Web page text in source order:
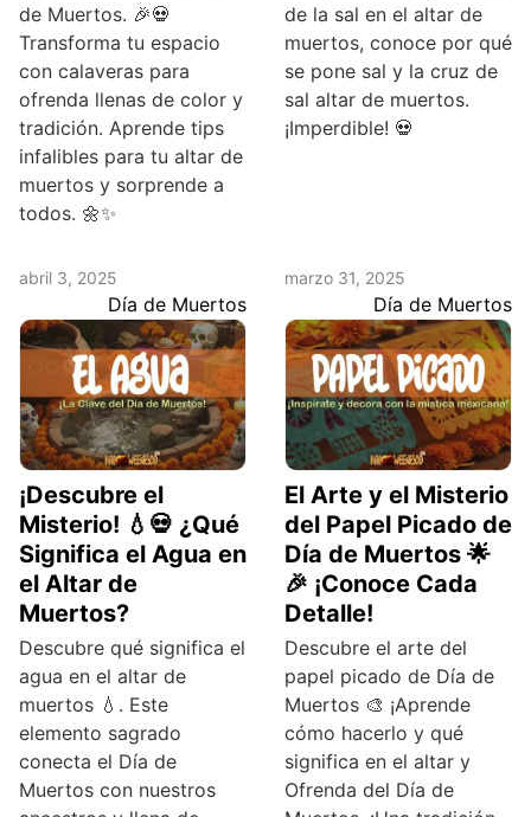
de Muertos. 🎉💀
Transforma tu espacio
con calaveras para
ofrenda llenas de color y
tradición. Aprende tips
infalibles para tu altar de
muertos y sorprende a
todos. 🌼✨
de la sal en el altar de
muertos, conoce por qué
se pone sal y la cruz de
sal altar de muertos.
¡Imperdible! 💀
abril 3, 2025
Día de Muertos
¡Descubre el
Misterio! 💧💀 ¿Qué
Significa el Agua en
el Altar de
Muertos?
Descubre qué significa el
agua en el altar de
muertos 💧. Este
elemento sagrado
conecta el Día de
Muertos con nuestros
marzo 31, 2025
Día de Muertos
El Arte y el Misterio
del Papel Picado de
Día de Muertos 🌟
🎉 ¡Conoce Cada
Detalle!
Descubre el arte del
papel picado de Día de
Muertos 🎨 ¡Aprende
cómo hacerlo y qué
significa en el altar y
Ofrenda del Día de